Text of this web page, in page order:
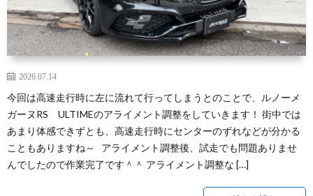
2026.07.14
今回は高速走行時に左に流れて行ってしまうとのことで、ルノーメ
ガーヌRS ULTIMEのアライメント調整をしていきます！ 街中では
あまり体感できずとも、高速走行時にセンターのずれなどが分かる
こともありますね～ アライメント調整後、試走でも問題ありませ
んでしたので作業完了です＾＾ アライメント調整な […]